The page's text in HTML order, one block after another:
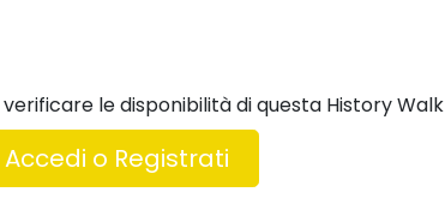
le disponibilità di questa History Walk
Accedi o Registrati